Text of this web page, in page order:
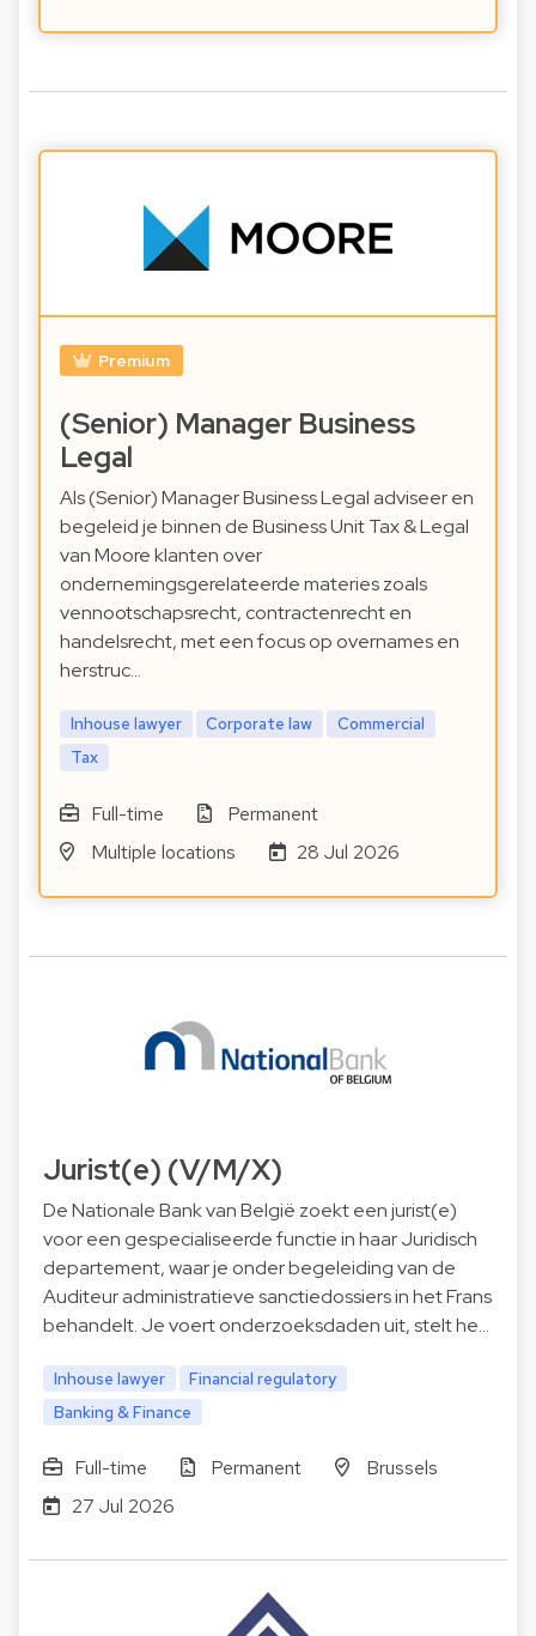
Premium
(Senior) Manager Business
Legal
Als (Senior) Manager Business Legal adviseer en
begeleid je binnen de Business Unit Tax & Legal
van Moore klanten over
ondernemingsgerelateerde materies zoals
vennootschapsrecht, contractenrecht en
handelsrecht, met een focus op overnames en
herstruc…
Inhouse lawyer Corporate law
Commercial
Tax
Full-time
Permanent
Multiple locations
28 Jul 2026
Jurist(e) (V/M/X)
De Nationale Bank van België zoekt een jurist(e)
voor een gespecialiseerde functie in haar Juridisch
departement, waar je onder begeleiding van de
Auditeur administratieve sanctiedossiers in het Frans
behandelt. Je voert onderzoeksdaden uit, stelt he…
Inhouse lawyer
Financial regulatory
Banking & Finance
Full-time Permanent
Brussels
27 Jul 2026